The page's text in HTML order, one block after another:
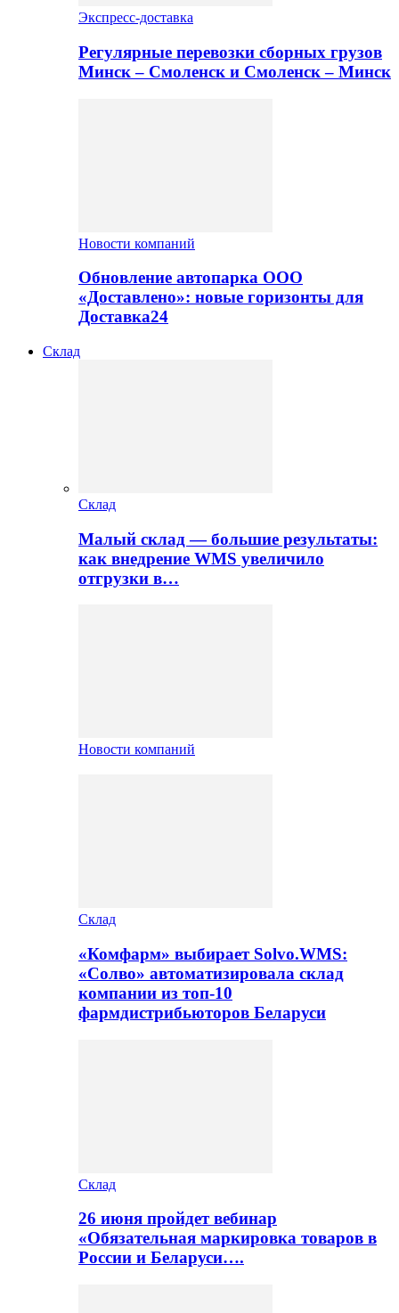
Экспресс-доставка
Регулярные перевозки сборных грузов
Минск – Смоленск и Смоленск – Минск
Новости компаний
Обновление автопарка ООО
«Доставлено»: новые горизонты для
Доставка24
Склад
Склад
Малый склад — большие результаты:
как внедрение WMS увеличило
отгрузки в…
Новости компаний
Склад
«Комфарм» выбирает Solvo.WMS:
«Солво» автоматизировала склад
компании из топ-10
фармдистрибьюторов Беларуси
Склад
26 июня пройдет вебинар
«Обязательная маркировка товаров в
России и Беларуси….